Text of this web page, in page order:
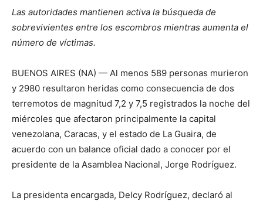
Las autoridades mantienen activa la búsqueda de
sobrevivientes entre los escombros mientras aumenta el
número de víctimas.
BUENOS AIRES (NA) — Al menos 589 personas murieron
y 2980 resultaron heridas como consecuencia de dos
terremotos de magnitud 7,2 y 7,5 registrados la noche del
miércoles que afectaron principalmente la capital
venezolana, Caracas, y el estado de La Guaira, de
acuerdo con un balance oficial dado a conocer por el
presidente de la Asamblea Nacional, Jorge Rodríguez.
La presidenta encargada, Delcy Rodríguez, declaró al